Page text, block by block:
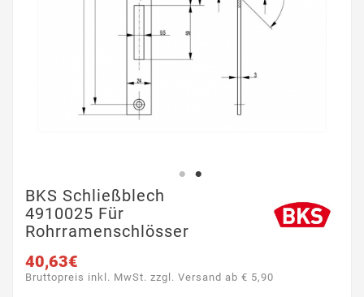
BKS Schließblech
4910025 Für
Rohrramenschlösser
40,63€
Bruttopreis inkl. MwSt. zzgl. Versand ab € 5,90